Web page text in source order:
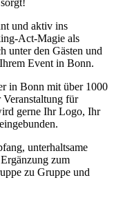
und aktiv ins
Act-Magie als
unter den Gästen und
Event in Bonn.
in Bonn mit über 1000
für
gerne Ihr Logo, Ihr
unterhaltsame
zum
zu Gruppe und